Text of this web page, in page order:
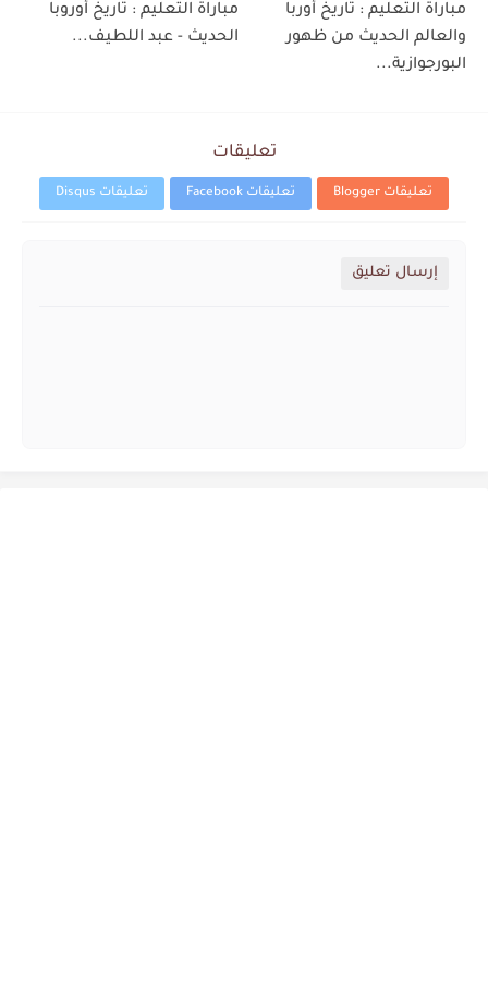
مباراة التعليم : تاريخ أوربا
والعالم الحديث من ظهور
البورجوازية...
مباراة التعليم : تاريخ أوروبا
الحديث - عبد اللطيف...
تعليقات
تعليقات Blogger تعليقات Facebook تعليقات Disqus
إرسال تعليق